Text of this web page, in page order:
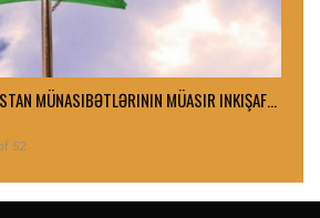
MÜNASIBƏTLƏRININ MÜASIR INKIŞAF…
52